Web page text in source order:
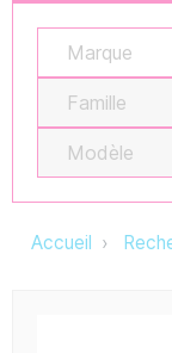
Marque
Famille
Modèle
Accueil